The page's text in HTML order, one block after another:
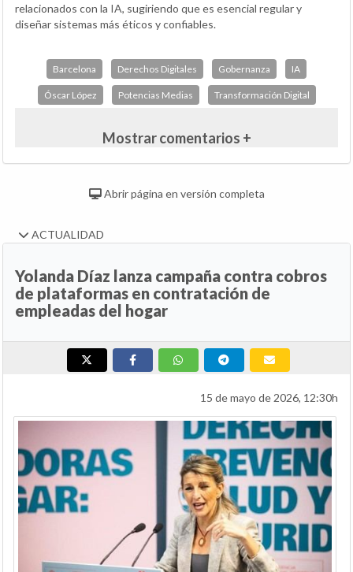
relacionados con la IA, sugiriendo que es esencial regular y
diseñar sistemas más éticos y confiables.
Barcelona Derechos Digitales Gobernanza IA
Óscar López Potencias Medias Transformación Digital
Mostrar comentarios +
Abrir página en versión completa
ACTUALIDAD
Yolanda Díaz lanza campaña contra cobros
de plataformas en contratación de
empleadas del hogar
15 de mayo de 2026, 12:30h